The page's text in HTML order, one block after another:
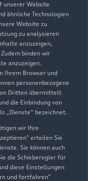
unserer Website
ähnliche Technologien
Website zu
zu analysieren
anzuzeigen,
binden wir
anzuzeigen.
Ihrem Browser und
personenbezogene
Dritten übermittelt
die Einbindung von
„Dienste“ bezeichnet.
wir Ihre
erteilen Sie
Sie können auch
die Schieberegler für
diese Einstellungen
und fortfahren"